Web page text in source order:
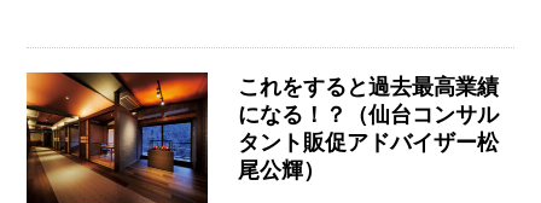
これをすると過去最高業績
になる！？（仙台コンサル
タント販促アドバイザー松
尾公輝）